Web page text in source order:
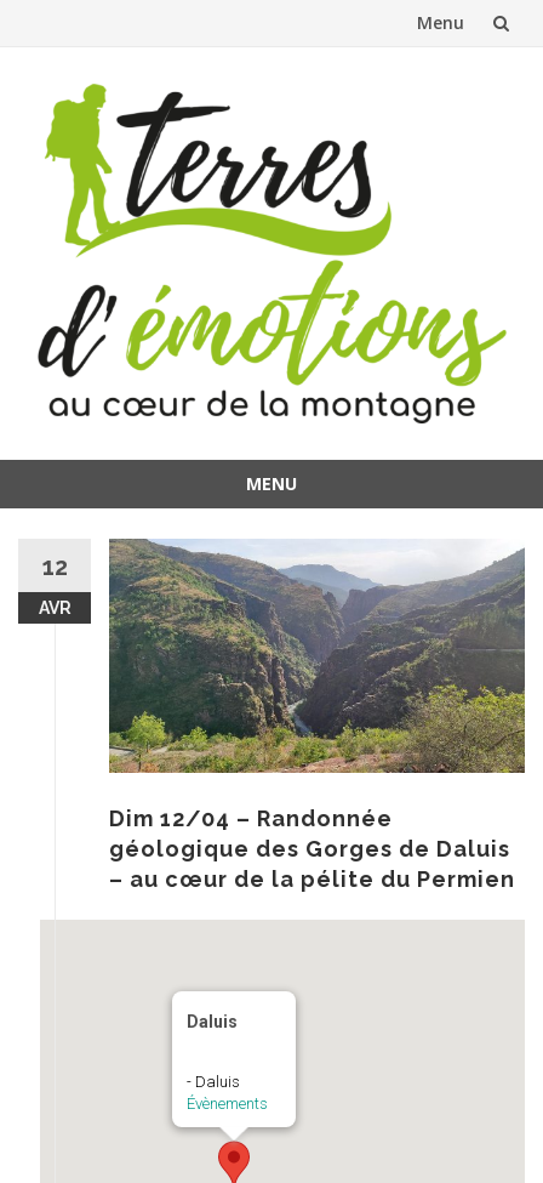
Menu
contenu
MENU
contenu
12
AVR
Dim 12/04 – Randonnée
géologique des Gorges de Daluis
– au cœur de la pélite du Permien
Daluis
- Daluis
Évènements